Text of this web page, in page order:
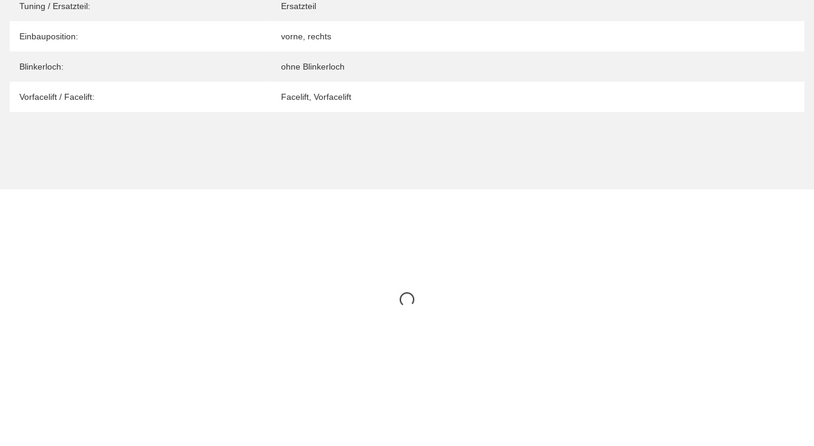
Tuning / Ersatzteil: Ersatzteil
Einbauposition: vorne rechts
Blinkerloch: ohne Blinkerloch
Vorfacelift / Facelift: Facelift Vorfacelift